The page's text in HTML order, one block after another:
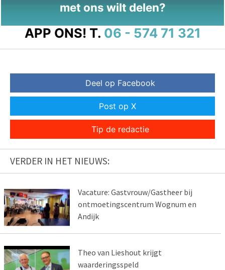
met ons wilt delen?
APP ONS! T. 06 - 574 71 321
Deel op Facebook
Post op X
Tip de redactie
VERDER IN HET NIEUWS:
Vacature: Gastvrouw/Gastheer bij
ontmoetingscentrum Wognum en
Andijk
Theo van Lieshout krijgt
waarderingsspeld